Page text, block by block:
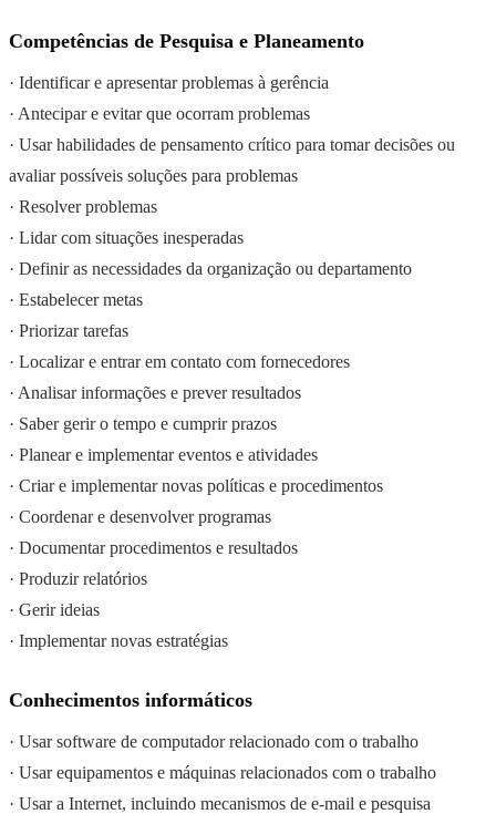
Competências de Pesquisa e Planeamento
· Identificar e apresentar problemas à gerência
· Antecipar e evitar que ocorram problemas
· Usar habilidades de pensamento crítico para tomar decisões ou
avaliar possíveis soluções para problemas
· Resolver problemas
· Lidar com situações inesperadas
· Definir as necessidades da organização ou departamento
· Estabelecer metas
· Priorizar tarefas
· Localizar e entrar em contato com fornecedores
· Analisar informações e prever resultados
· Saber gerir o tempo e cumprir prazos
· Planear e implementar eventos e atividades
· Criar e implementar novas políticas e procedimentos
· Coordenar e desenvolver programas
· Documentar procedimentos e resultados
· Produzir relatórios
· Gerir ideias
· Implementar novas estratégias
Conhecimentos informáticos
· Usar software de computador relacionado com o trabalho
· Usar equipamentos e máquinas relacionados com o trabalho
· Usar a Internet, incluindo mecanismos de e-mail e pesquisa